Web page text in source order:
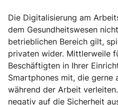
Die Digitalisierung am
dem Gesundheitswesen
betrieblichen Bereich gilt,
privaten wider. Mittlerweile
Beschäftigten in Ihrer
Smartphones mit, die gerne
während der Arbeit
negativ auf die Sicherheit